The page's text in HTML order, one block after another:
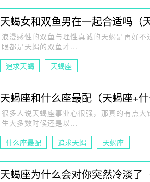
天蝎女和双鱼男在一起合适吗（
浪漫感性的双鱼与理性真诚的天蝎是再好
眼都是天蝎的双鱼才...
追求天蝎
天蝎座
天蝎座和什么座最配（天蝎座+
很多人说天蝎座事业心很强，那真的有点
生大多数时候还是以...
什么座最配
追求天蝎 天蝎座
天蝎座为什么会对你突然冷淡了